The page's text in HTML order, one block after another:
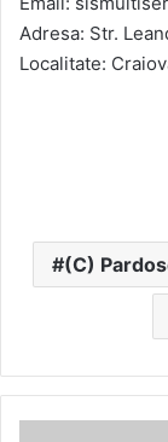
Adresa: Str.
Localitate:
(C)